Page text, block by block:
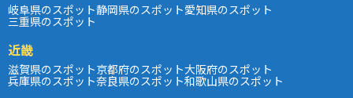
岐阜県のスポット静岡県のスポット愛知県のスポット
三重県のスポット
近畿
滋賀県のスポット京都府のスポット大阪府のスポット
兵庫県のスポット奈良県のスポット和歌山県のスポット